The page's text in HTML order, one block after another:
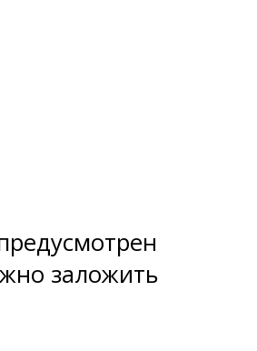
заложить